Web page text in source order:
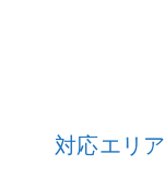
対応エリア